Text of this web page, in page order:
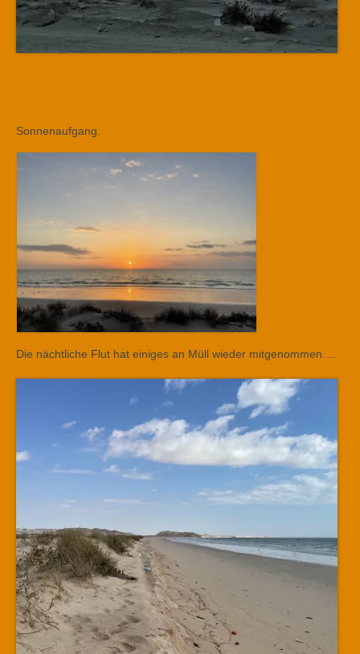
Sonnenaufgang.
Die nächtliche Flut hat einiges an Müll wieder mitgenommen….